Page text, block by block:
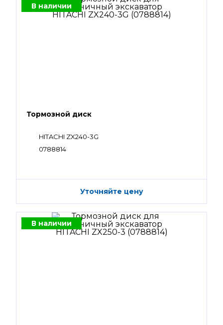
В наличии
Тормозной диск
HITACHI ZX240-3G
0788814
Уточняйте цену
В наличии